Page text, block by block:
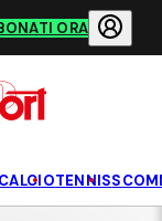
ORA
CALCIOTENNIS